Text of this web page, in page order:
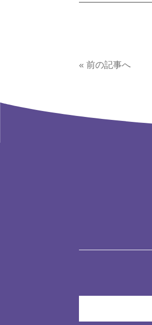
« 前の記事へ